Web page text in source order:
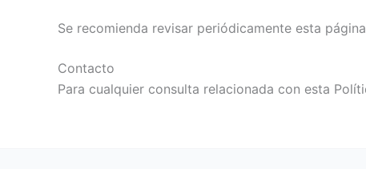
Se recomienda revisar periódicamente esta
Contacto
Para cualquier consulta relacionada con esta